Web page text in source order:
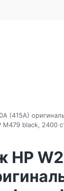
(415A)
M479 black, 2400
HP